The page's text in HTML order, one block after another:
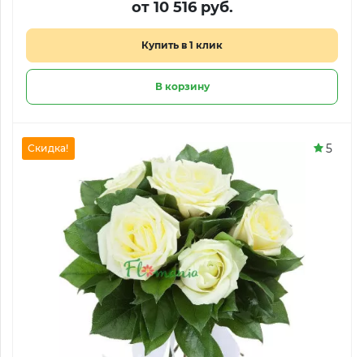
от 10 516 руб.
Купить в 1 клик
В корзину
Скидка! 5